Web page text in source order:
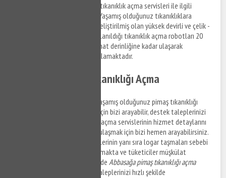
Abbasağa bölgesinde robotla tıkanıklık açma servisleri ile ilgili
hizmet detayları şu şekildedir. Yaşamış olduğunuz tıkanıklıklara
müdahale edilmesi amacı ile geliştirilmiş olan yüksek devirli ve çelik -
galvaniz karışımı halatların kullanıldığı tıkanıklık açma robotları 20
metre - 25 metre civarında bir hat derinliğine kadar ulaşarak
tıkanıklıkların giderilmesini sağlamaktadır.
Abbasağa Pimaş Tıkanıklığı Açma
Abbasağa ve mahallelerinde yaşamış olduğunuz pimaş tıkanıklığı
problemleri ile ilgili çözümler için bizi arayabilir, destek taleplerinizi
iletebilirsiniz. Abbasağa pimaş açma servislerinin hizmet detaylarını
öğrenmek ve servis bilgilerine ulaşmak için bizi hemen arayabilirsiniz.
Katı atıkların ve eğim problemlerinin yanı sıra logar taşmaları sebebi
ile tıkanıklık problemleri yaşanmakta ve tüketiciler müşkülat
yaşamaktadır. Kısa süre içerisindeAbbasağa pimaş tıkanıklığı açma
servislerine ulaşabilir, destek taleplerinizi hızlı şekilde